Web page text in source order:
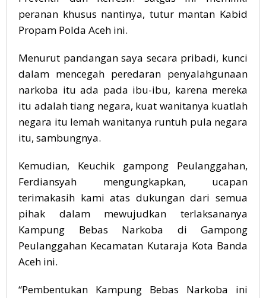
peranan khusus nantinya, tutur mantan Kabid
Propam Polda Aceh ini.
Menurut pandangan saya secara pribadi, kunci
dalam mencegah peredaran penyalahgunaan
narkoba itu ada pada ibu-ibu, karena mereka
itu adalah tiang negara, kuat wanitanya kuatlah
negara itu lemah wanitanya runtuh pula negara
itu, sambungnya.
Kemudian, Keuchik gampong Peulanggahan,
Ferdiansyah mengungkapkan, ucapan
terimakasih kami atas dukungan dari semua
pihak dalam mewujudkan terlaksananya
Kampung Bebas Narkoba di Gampong
Peulanggahan Kecamatan Kutaraja Kota Banda
Aceh ini.
“Pembentukan Kampung Bebas Narkoba ini